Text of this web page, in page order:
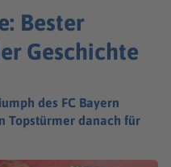
Bester
Geschichte
des FC Bayern
Topstürmer danach für